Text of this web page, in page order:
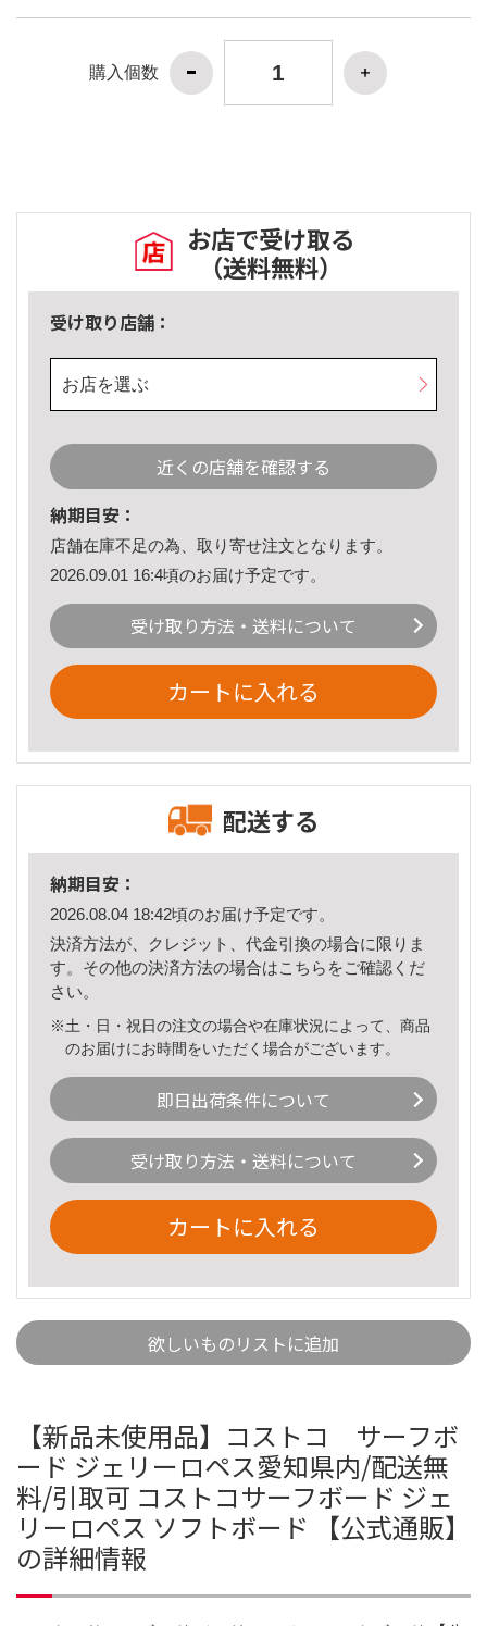
購入個数
お店で受け取る
（送料無料）
受け取り店舗：
お店を選ぶ
近くの店舗を確認する
納期目安：
店舗在庫不足の為、取り寄せ注文となります。
2026.09.01 16:4頃のお届け予定です。
受け取り方法・送料について
カートに入れる
配送する
納期目安：
2026.08.04 18:42頃のお届け予定です。
決済方法が、クレジット、代金引換の場合に限りま
す。その他の決済方法の場合はこちら をご確認くだ
さい。
※土・日・祝日の注文の場合や在庫状況によって、商品
のお届けにお時間をいただく場合がございます。
即日出荷条件について
受け取り方法・送料について
カートに入れる
欲しいものリストに追加
【新品未使用品】コストコ サーフボ
ード ジェリーロペス愛知県内/配送無
料/引取可 コストコサーフボード ジェ
リーロペス ソフトボード 【公式通販】
の詳細情報